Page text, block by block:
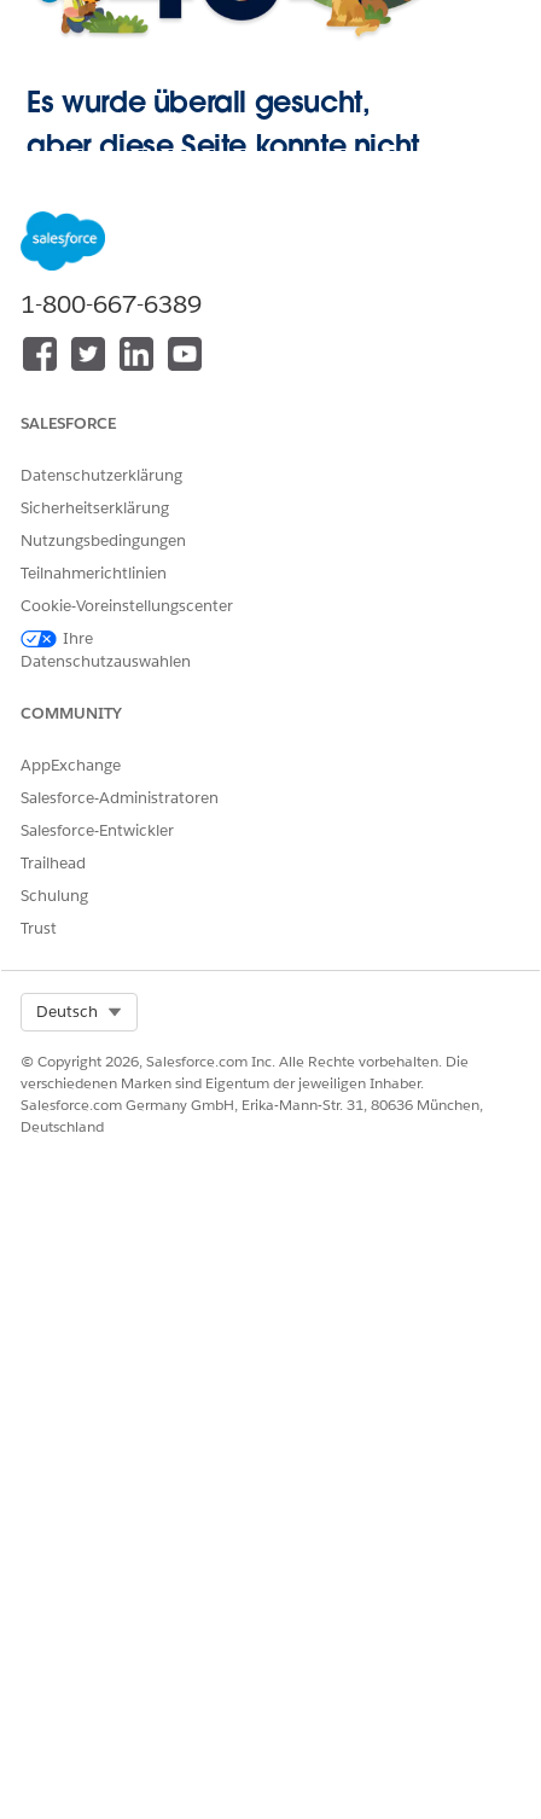
Es wurde überall gesucht,
aber diese Seite konnte nicht
1-800-667-6389
SALESFORCE
Datenschutzerklärung
Sicherheitserklärung
Nutzungsbedingungen
Teilnahmerichtlinien
Cookie-Voreinstellungscenter
Ihre
Datenschutzauswahlen
COMMUNITY
AppExchange
Salesforce-Administratoren
Salesforce-Entwickler
Trailhead
Schulung
Trust
Deutsch
© Copyright 2026, Salesforce.com Inc. Alle Rechte vorbehalten. Die
verschiedenen Marken sind Eigentum der jeweiligen Inhaber.
Salesforce.com Germany GmbH, Erika-Mann-Str. 31, 80636 München,
Deutschland